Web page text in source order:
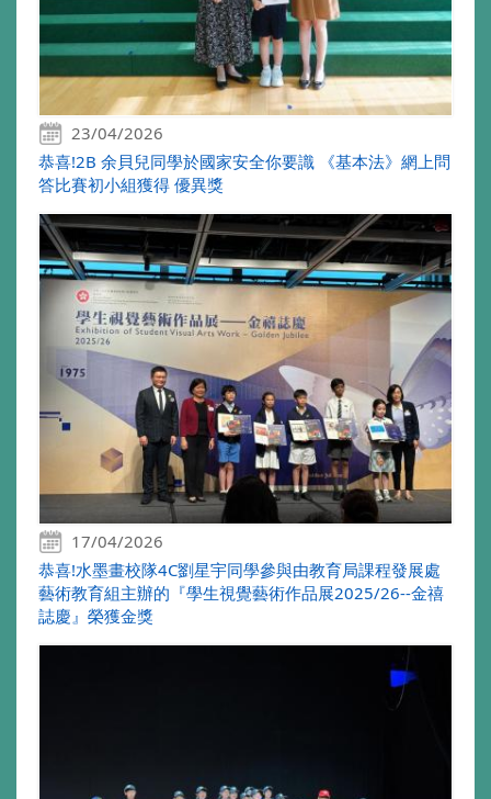
23/04/2026
恭喜!2B 余貝兒同學於國家安全你要識 《基本法》網上問
答比賽初小組獲得 優異獎
17/04/2026
恭喜!水墨畫校隊4C劉星宇同學參與由教育局課程發展處
藝術教育組主辦的『學生視覺藝術作品展2025/26--金禧
誌慶』榮獲金獎